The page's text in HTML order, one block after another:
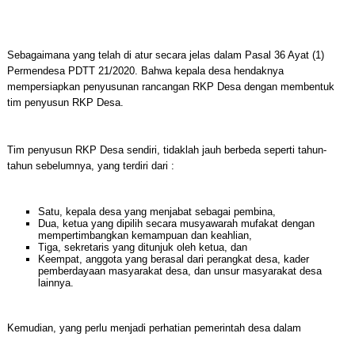
Sebagaimana yang telah di atur secara jelas dalam Pasal 36 Ayat (1)
Permendesa PDTT 21/2020. Bahwa kepala desa hendaknya
mempersiapkan penyusunan rancangan RKP Desa dengan membentuk
tim penyusun RKP Desa.
Tim penyusun RKP Desa sendiri, tidaklah jauh berbeda seperti tahun-
tahun sebelumnya, yang terdiri dari :
Satu, kepala desa yang menjabat sebagai pembina,
Dua, ketua yang dipilih secara musyawarah mufakat dengan
mempertimbangkan kemampuan dan keahlian,
Tiga, sekretaris yang ditunjuk oleh ketua, dan
Keempat, anggota yang berasal dari perangkat desa, kader
pemberdayaan masyarakat desa, dan unsur masyarakat desa
lainnya.
Kemudian, yang perlu menjadi perhatian pemerintah desa dalam